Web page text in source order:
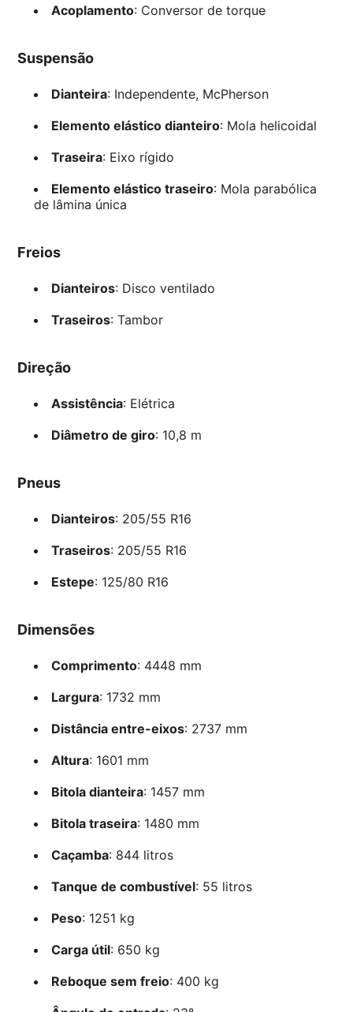
Acoplamento: Conversor de torque
Suspensão
Dianteira: Independente, McPherson
Elemento elástico dianteiro: Mola helicoidal
Traseira: Eixo rígido
Elemento elástico traseiro: Mola parabólica
de lâmina única
Freios
Dianteiros: Disco ventilado
Traseiros: Tambor
Direção
Assistência: Elétrica
Diâmetro de giro: 10,8 m
Pneus
Dianteiros: 205/55 R16
Traseiros: 205/55 R16
Estepe: 125/80 R16
Dimensões
Comprimento: 4448 mm
Largura: 1732 mm
Distância entre-eixos: 2737 mm
Altura: 1601 mm
Bitola dianteira: 1457 mm
Bitola traseira: 1480 mm
Caçamba: 844 litros
Tanque de combustível: 55 litros
Peso: 1251 kg
Carga útil: 650 kg
Reboque sem freio: 400 kg